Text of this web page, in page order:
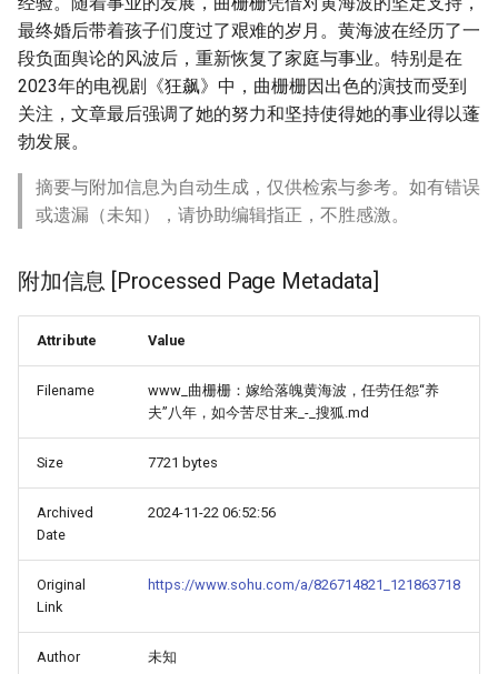
最终婚后带着孩子们度过了艰难的岁月。黄海波在经历了一
段负面舆论的风波后，重新恢复了家庭与事业。特别是在
2023年的电视剧《狂飙》中，曲栅栅因出色的演技而受到
关注，文章最后强调了她的努力和坚持使得她的事业得以蓬
勃发展。
摘要与附加信息为自动生成，仅供检索与参考。如有错误
或遗漏（未知），请协助编辑指正，不胜感激。
附加信息 [Processed Page Metadata]
Attribute Value
Filename
www_曲栅栅：嫁给落魄黄海波，任劳任怨“养
夫”八年，如今苦尽甘来_-_搜狐.md
Size 7721 bytes
Archived
Date
2024-11-22 06:52:56
Original
Link
https://www.sohu.com/a/826714821_121863718
Author 未知